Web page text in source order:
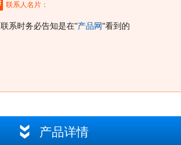
联系人名片：
联系时务必告知是在"产品网"看到的
产品详情